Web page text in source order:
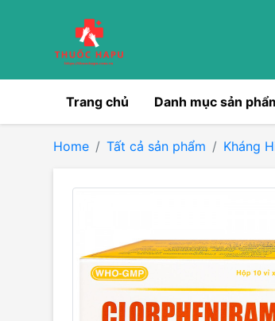
Trang chủ Danh mục sản
Home Tất cả sản phẩm Kháng